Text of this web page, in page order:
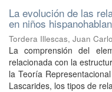
La evolución de las
en niños
Tordera Illescas, Juan
La comprensión del
relacionada con la
la Teoría
Lascarides, los tipos de